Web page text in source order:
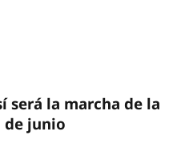
será la marcha de la
de junio